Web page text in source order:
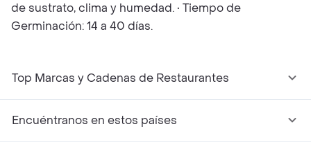
de sustrato, clima y humedad. • Tiempo de
Germinación: 14 a 40 días.
Top Marcas y Cadenas de Restaurantes
Encuéntranos en estos países